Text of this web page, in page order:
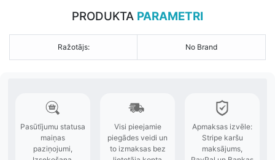
PRODUKTA PARAMETRI
Ražotājs: No Brand